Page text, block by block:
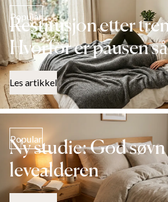
Popular
Restitusjon etter
Hvorfor er pausen
Les artikkel
Popular
Ny studie: God søvn
levealderen